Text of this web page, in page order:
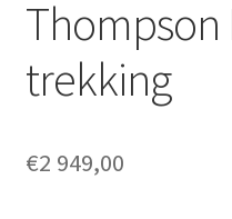
Openingsuren
Over ons
Thompson
trekking
€2 949,00